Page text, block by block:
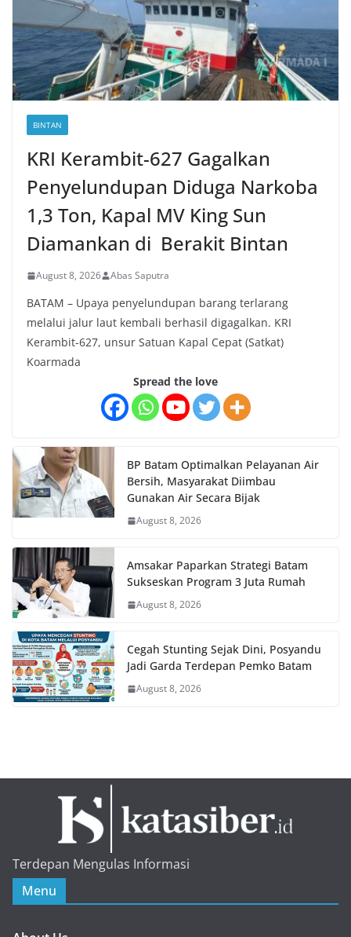
BINTAN
KRI Kerambit-627 Gagalkan
Penyelundupan Diduga Narkoba
1,3 Ton, Kapal MV King Sun
Diamankan di Berakit Bintan
August 8, 2026 Abas Saputra
BATAM – Upaya penyelundupan barang terlarang
melalui jalur laut kembali berhasil digagalkan. KRI
Kerambit-627, unsur Satuan Kapal Cepat (Satkat)
Koarmada
Spread the love
BP Batam Optimalkan Pelayanan Air
Bersih, Masyarakat Diimbau
Gunakan Air Secara Bijak
August 8, 2026
Amsakar Paparkan Strategi Batam
Sukseskan Program 3 Juta Rumah
August 8, 2026
Cegah Stunting Sejak Dini, Posyandu
Jadi Garda Terdepan Pemko Batam
August 8, 2026
Terdepan Mengulas Informasi
Menu